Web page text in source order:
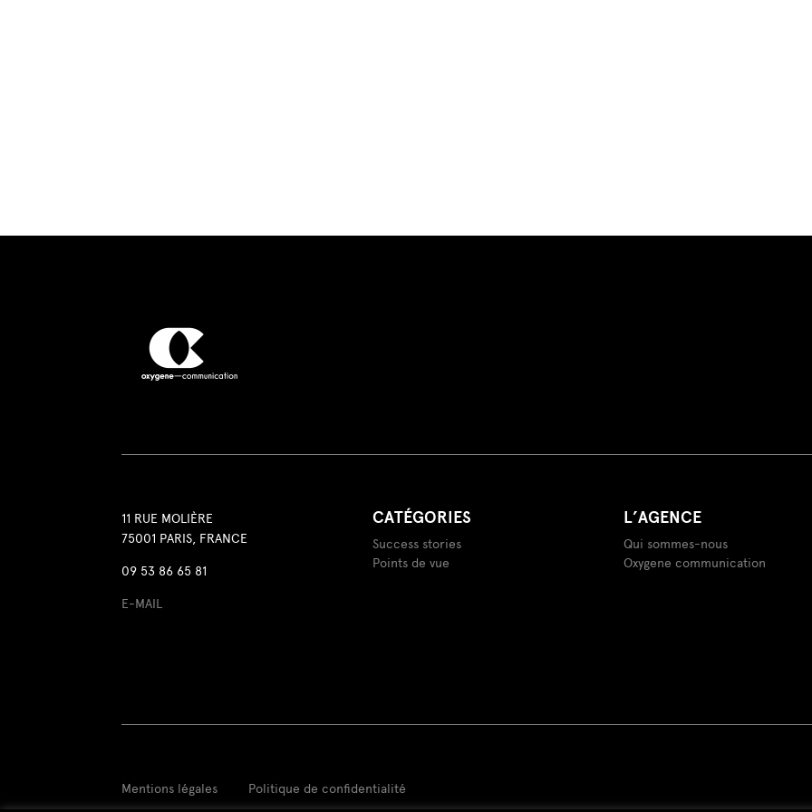
11 RUE MOLIÈRE
75001 PARIS, FRANCE
09 53 86 65 81
E-MAIL
CATÉGORIES
Success stories
Points de vue
L’AGENCE
Qui sommes-nous
Oxygene communication
Mentions légales Politique de confidentialité